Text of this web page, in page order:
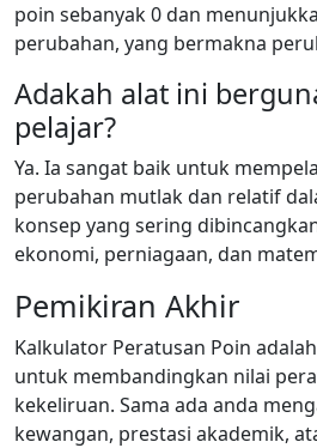
poin sebanyak 0 dan
perubahan, yang bermakna
Adakah alat ini
pelajar?
Ya. Ia sangat baik untuk
perubahan mutlak dan relatif
konsep yang sering
ekonomi, perniagaan, dan
Pemikiran Akhir
Kalkulator Peratusan Poin
untuk membandingkan nilai
kekeliruan. Sama ada anda
kewangan, prestasi akademik,